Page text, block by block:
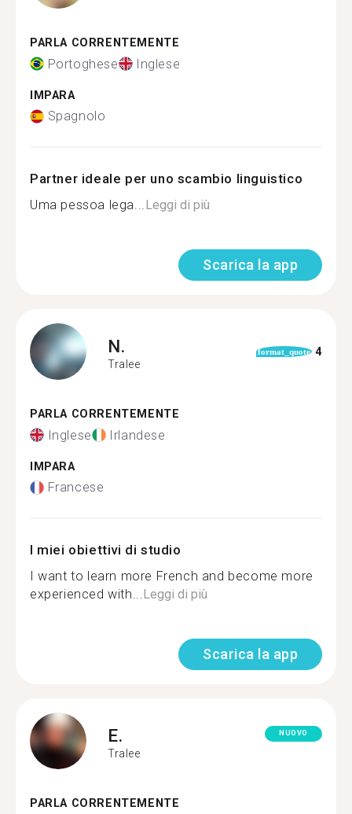
PARLA CORRENTEMENTE
Portoghese Inglese
IMPARA
Spagnolo
Partner ideale per uno scambio linguistico
Uma pessoa lega...Leggi di più
Scarica la app
N.
Tralee
format_quote 4
PARLA CORRENTEMENTE
Inglese Irlandese
IMPARA
Francese
I miei obiettivi di studio
I want to learn more French and become more
experienced with...Leggi di più
Scarica la app
E.
Tralee
NUOVO
PARLA CORRENTEMENTE